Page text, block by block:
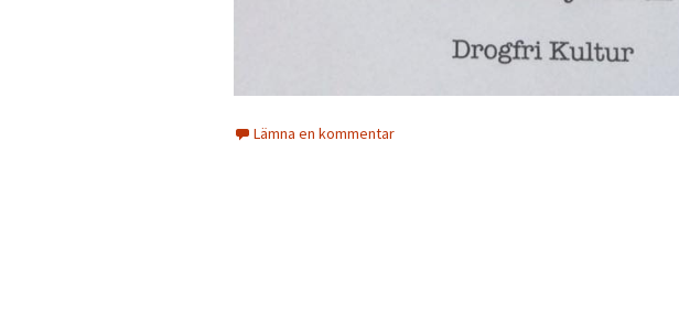
Lämna en kommentar